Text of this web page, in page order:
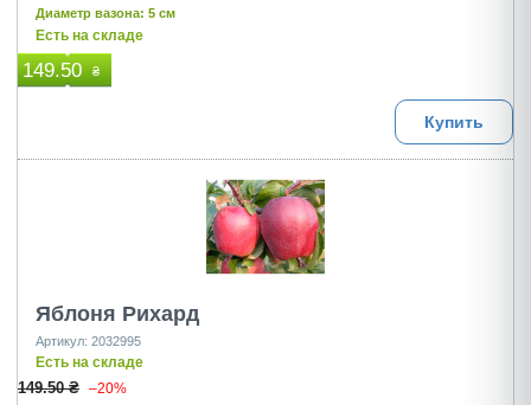
Диаметр вазона: 5 см
Есть на складе
149.50 ₴
Купить
Яблоня Рихард
Артикул: 2032995
Есть на складе
149.50 ₴ –20%